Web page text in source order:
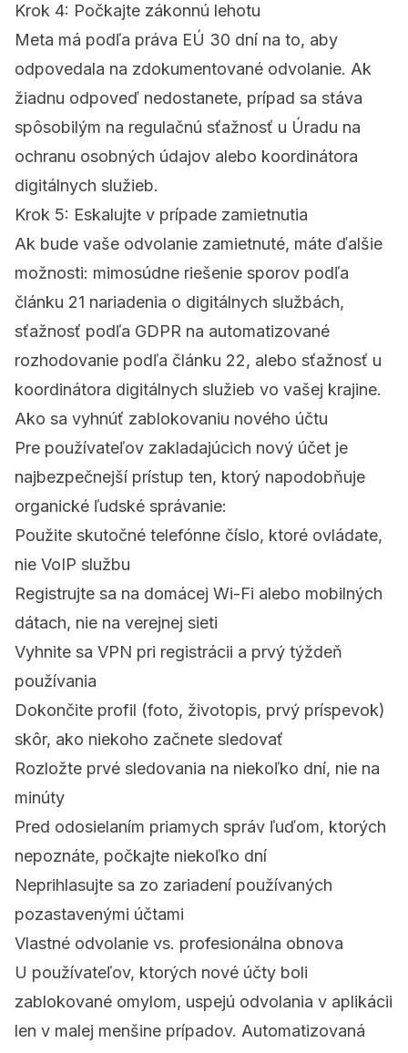
Krok 4: Počkajte zákonnú lehotu
Meta má podľa práva EÚ 30 dní na to, aby
odpovedala na zdokumentované odvolanie. Ak
žiadnu odpoveď nedostanete, prípad sa stáva
spôsobilým na regulačnú sťažnosť u Úradu na
ochranu osobných údajov alebo koordinátora
digitálnych služieb.
Krok 5: Eskalujte v prípade zamietnutia
Ak bude vaše odvolanie zamietnuté, máte ďalšie
možnosti: mimosúdne riešenie sporov podľa
článku 21 nariadenia o digitálnych službách,
sťažnosť podľa GDPR na automatizované
rozhodovanie podľa článku 22, alebo sťažnosť u
koordinátora digitálnych služieb vo vašej krajine.
Ako sa vyhnúť zablokovaniu nového účtu
Pre používateľov zakladajúcich nový účet je
najbezpečnejší prístup ten, ktorý napodobňuje
organické ľudské správanie:
Použite skutočné telefónne číslo, ktoré ovládate,
nie VoIP službu
Registrujte sa na domácej Wi-Fi alebo mobilných
dátach, nie na verejnej sieti
Vyhnite sa VPN pri registrácii a prvý týždeň
používania
Dokončite profil (foto, životopis, prvý príspevok)
skôr, ako niekoho začnete sledovať
Rozložte prvé sledovania na niekoľko dní, nie na
minúty
Pred odosielaním priamych správ ľuďom, ktorých
nepoznáte, počkajte niekoľko dní
Neprihlasujte sa zo zariadení používaných
pozastavenými účtami
Vlastné odvolanie vs. profesionálna obnova
U používateľov, ktorých nové účty boli
zablokované omylom, uspejú odvolania v aplikácii
len v malej menšine prípadov. Automatizovaná